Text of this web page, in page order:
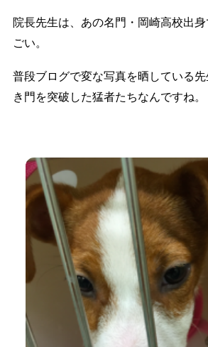
院長先生は、あの名門・岡崎高校出
ごい。
普段ブログで変な写真を晒している
き門を突破した猛者たちなんですね。